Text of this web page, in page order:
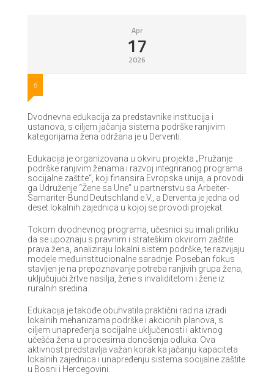
Apr
17
2026
6
Dvodnevna edukacija za predstavnike institucija i
ustanova, s ciljem jačanja sistema podrške ranjivim
kategorijama žena održana je u Derventi.
Edukacija je organizovana u okviru projekta „Pružanje
podrške ranjivim ženama i razvoj integriranog programa
socijalne zaštite“, koji finansira Evropska unija, a provodi
ga Udruženje “Žene sa Une” u partnerstvu sa Arbeiter-
Samariter-Bund Deutschland e.V., a Derventa je jedna od
deset lokalnih zajednica u kojoj se provodi projekat.
Tokom dvodnevnog programa, učesnici su imali priliku
da se upoznaju s pravnim i strateškim okvirom zaštite
prava žena, analiziraju lokalni sistem podrške, te razvijaju
modele međuinstitucionalne saradnje. Poseban fokus
stavljen je na prepoznavanje potreba ranjivih grupa žena,
uključujući žrtve nasilja, žene s invaliditetom i žene iz
ruralnih sredina.
Edukacija je takođe obuhvatila praktični rad na izradi
lokalnih mehanizama podrške i akcionih planova, s
ciljem unapređenja socijalne uključenosti i aktivnog
učešća žena u procesima donošenja odluka. Ova
aktivnost predstavlja važan korak ka jačanju kapaciteta
lokalnih zajednica i unapređenju sistema socijalne zaštite
u Bosni i Hercegovini.